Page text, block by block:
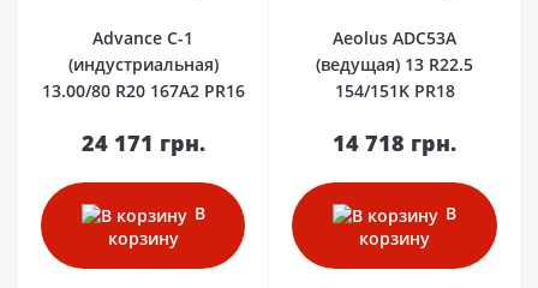
Advance С-1
(индустриальная)
13.00/80 R20 167A2 PR16
24 171 грн.
В
корзину
Aeolus ADC53A
(ведущая) 13 R22.5
154/151K PR18
14 718 грн.
В
корзину